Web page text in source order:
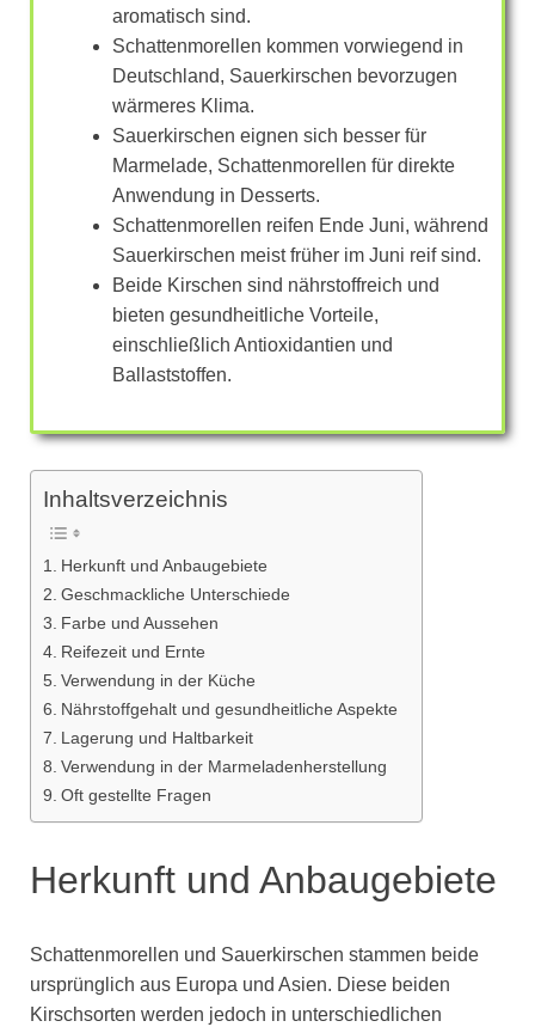
aromatisch sind.
Schattenmorellen kommen vorwiegend in
Deutschland, Sauerkirschen bevorzugen
wärmeres Klima.
Sauerkirschen eignen sich besser für
Marmelade, Schattenmorellen für direkte
Anwendung in Desserts.
Schattenmorellen reifen Ende Juni, während
Sauerkirschen meist früher im Juni reif sind.
Beide Kirschen sind nährstoffreich und
bieten gesundheitliche Vorteile,
einschließlich Antioxidantien und
Ballaststoffen.
Inhaltsverzeichnis
Herkunft und Anbaugebiete
Geschmackliche Unterschiede
Farbe und Aussehen
Reifezeit und Ernte
Verwendung in der Küche
Nährstoffgehalt und gesundheitliche Aspekte
Lagerung und Haltbarkeit
Verwendung in der Marmeladenherstellung
Oft gestellte Fragen
Herkunft und Anbaugebiete
Schattenmorellen und Sauerkirschen stammen beide
ursprünglich aus Europa und Asien. Diese beiden
Kirschsorten werden jedoch in unterschiedlichen